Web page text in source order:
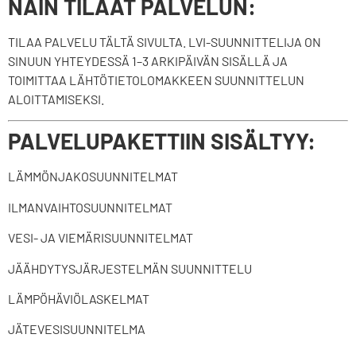
NÄIN TILAAT PALVELUN:
TILAA PALVELU TÄLTÄ SIVULTA. LVI-SUUNNITTELIJA ON
SINUUN YHTEYDESSÄ 1–3 ARKIPÄIVÄN SISÄLLÄ JA
TOIMITTAA LÄHTÖTIETOLOMAKKEEN SUUNNITTELUN
ALOITTAMISEKSI.
PALVELUPAKETTIIN SISÄLTYY:
LÄMMÖNJAKOSUUNNITELMAT
ILMANVAIHTOSUUNNITELMAT
VESI- JA VIEMÄRISUUNNITELMAT
JÄÄHDYTYSJÄRJESTELMÄN SUUNNITTELU
LÄMPÖHÄVIÖLASKELMAT
JÄTEVESISUUNNITELMA